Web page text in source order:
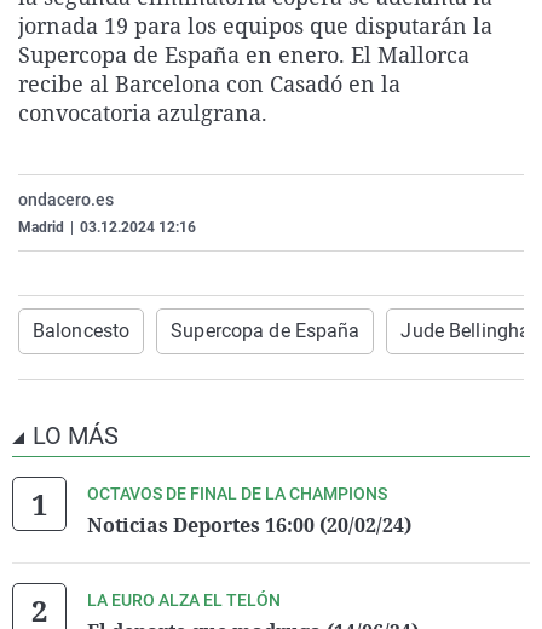
La rosa de los vientos
Gente viajera
Caso
Retornados
Extremadura
Galicia
Virales
Televisión
jornada 19 para los equipos que disputarán la
Supercopa de España en enero. El Mallorca
recibe al Barcelona con Casadó en la
convocatoria azulgrana.
ondacero.es
Madrid 03.12.2024 12:16
Baloncesto Supercopa de España Jude
LO MÁS
OCTAVOS DE FINAL DE LA CHAMPIONS
Noticias Deportes 16:00 (20/02/24)
LA EURO ALZA EL TELÓN